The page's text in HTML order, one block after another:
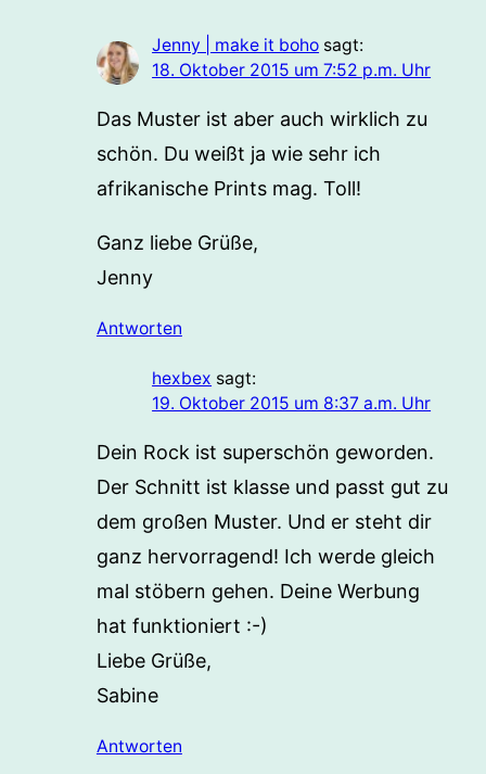
Jenny | make it boho sagt:
18. Oktober 2015 um 7:52 p.m. Uhr
Das Muster ist aber auch wirklich zu
schön. Du weißt ja wie sehr ich
afrikanische Prints mag. Toll!
Ganz liebe Grüße,
Jenny
Antworten
hexbex sagt:
19. Oktober 2015 um 8:37 a.m. Uhr
Dein Rock ist superschön geworden.
Der Schnitt ist klasse und passt gut zu
dem großen Muster. Und er steht dir
ganz hervorragend! Ich werde gleich
mal stöbern gehen. Deine Werbung
hat funktioniert :-)
Liebe Grüße,
Sabine
Antworten